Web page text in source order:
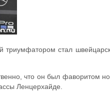
стал
что он был фаворитом
Ленцерхайде.